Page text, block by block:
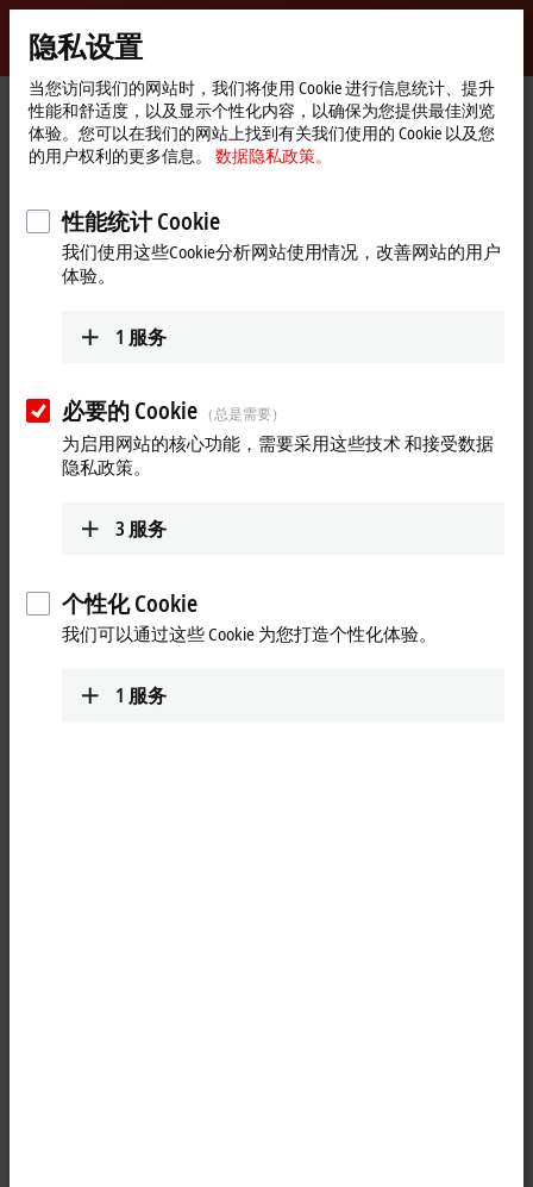
Beckhoff
-
自
动
化
技
术
Start
page
公司简介
最新资讯
史陶比尔机器人：XPlanar 带来最大灵活性与开放性
Video
2025年9月22日
史陶比尔机器人：XPlanar 带来最
多年，合作成果包括视频中展示的XPlanar多轨追踪应用。该应
用的核心特点是动子的高度灵活性和系统开放性，这使得机器
人能够在环形轨道范围内灵活拾取部件，并通过线性运动将其
放置到 XPlanar 上。
更多关于此视频的信息
隐私设置
当您访问我们的网站时，我们将使用 Cookie 进行信息统计、提升
性能和舒适度，以及显示个性化内容，以确保为您提供最佳浏览
体验。您可以在我们的网站上找到有关我们使用的 Cookie 以及您
的用户权利的更多信息。
数据隐私政策。
性能统计 Cookie
我们使用这些Cookie分析网站使用情况，改善网站的用户
体验。
1 服务
必要的 Cookie （总是需要）
为启用网站的核心功能，需要采用这些技术 和接受数据
隐私政策。
3 服务
个性化 Cookie
我们可以通过这些 Cookie 为您打造个性化体验。
1 服务